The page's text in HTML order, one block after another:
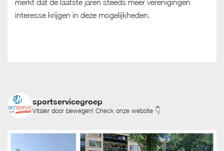
merkt dat de laatste jaren steeds meer verenigingen
interesse krijgen in deze mogelijkheden.
sportservicegroep
Vitaler door bewegen! Check onze website 👇